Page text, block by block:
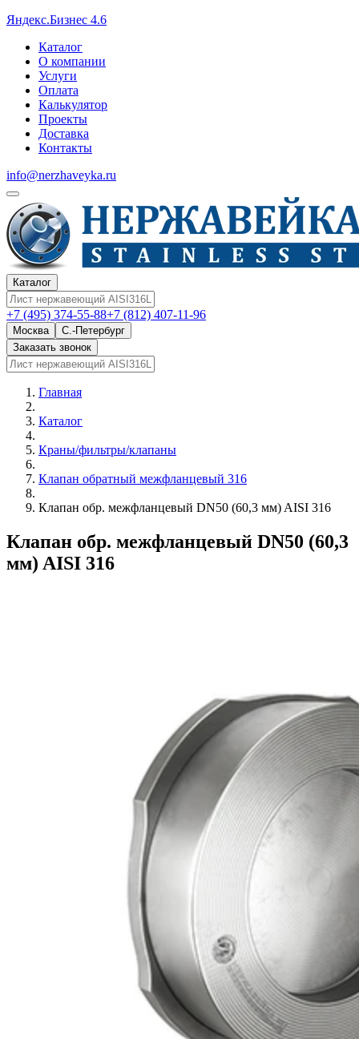
Яндекс.Бизнес 4.6
Каталог
О компании
Услуги
Оплата
Калькулятор
Проекты
Доставка
Контакты
info@nerzhaveyka.ru
Каталог
+7 (495) 374-55-88+7 (812) 407-11-96
Москва
С.-Петербург
Заказать звонок
Главная
Каталог
Краны/фильтры/клапаны
Клапан обратный межфланцевый 316
Клапан обр. межфланцевый DN50 (60,3 мм) AISI 316
Клапан обр. межфланцевый DN50 (60,3
мм) AISI 316